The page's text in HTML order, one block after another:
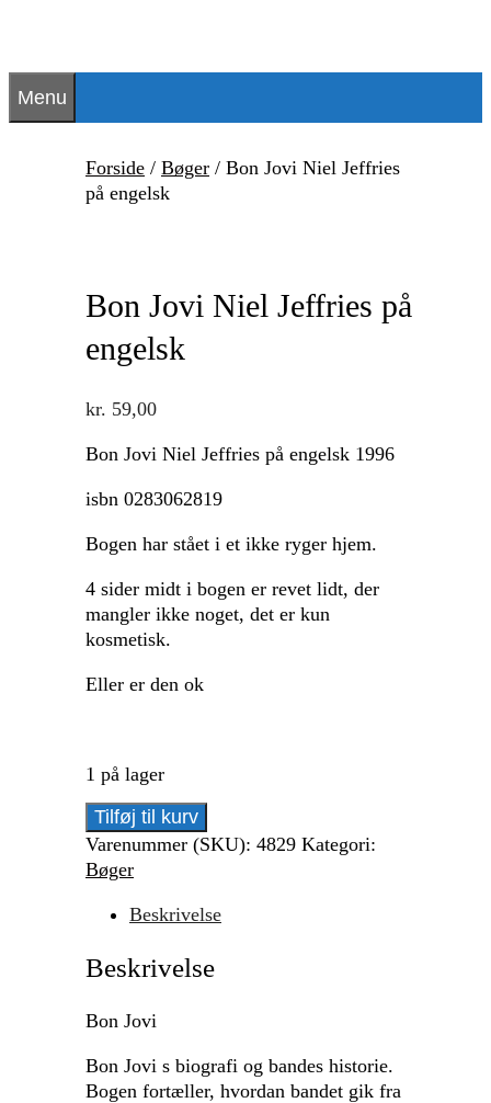
indhold
Menu
Forside / Bøger / Bon Jovi Niel Jeffries
på engelsk
Bon Jovi Niel Jeffries på
engelsk
kr. 59,00
Bon Jovi Niel Jeffries på engelsk 1996
isbn 0283062819
Bogen har stået i et ikke ryger hjem.
4 sider midt i bogen er revet lidt, der
mangler ikke noget, det er kun
kosmetisk.
Eller er den ok
1 på lager
Bon
Jovi
Niel
antal
Tilføj til kurv
Varenummer (SKU): 4829 Kategori:
Bøger
Beskrivelse
Beskrivelse
Bon Jovi
Bon Jovi s biografi og bandes historie.
Bogen fortæller, hvordan bandet gik fra